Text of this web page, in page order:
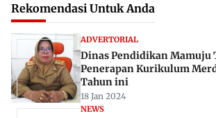
Rekomendasi Untuk Anda
ADVERTORIAL
Dinas Pendidikan Mamuju
Penerapan Kurikulum
Tahun ini
18 Jan 2024
NEWS